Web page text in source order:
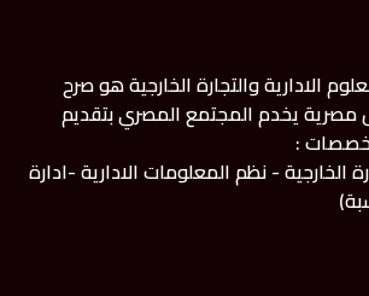
الادارية والتجارة الخارجية هو صرح
يخدم المجتمع المصري بتقديم
:
الخارجية - نظم المعلومات الادارية -ادارة